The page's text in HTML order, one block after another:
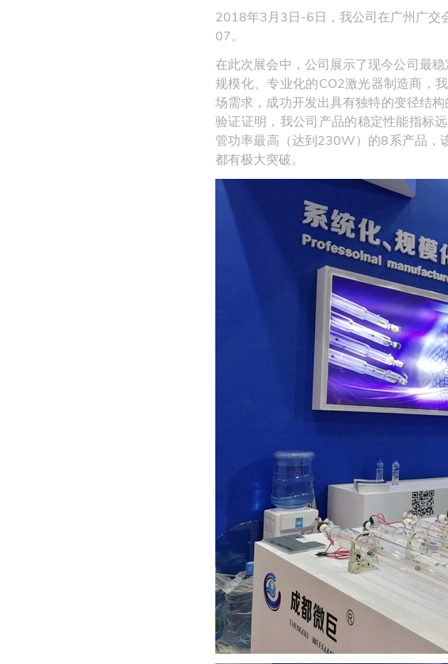
2018年3月3日-6日，我公司在广州广交
07。
在此次展会中，公司展示了现今公司最
规模化、专业化的CO2激光器制造商，
场需求，成功开发出具有独特的变径结
验证证明，我公司产品的稳定性能指标
管功率最高（达到230W）的8系产品，
都有极大突破。